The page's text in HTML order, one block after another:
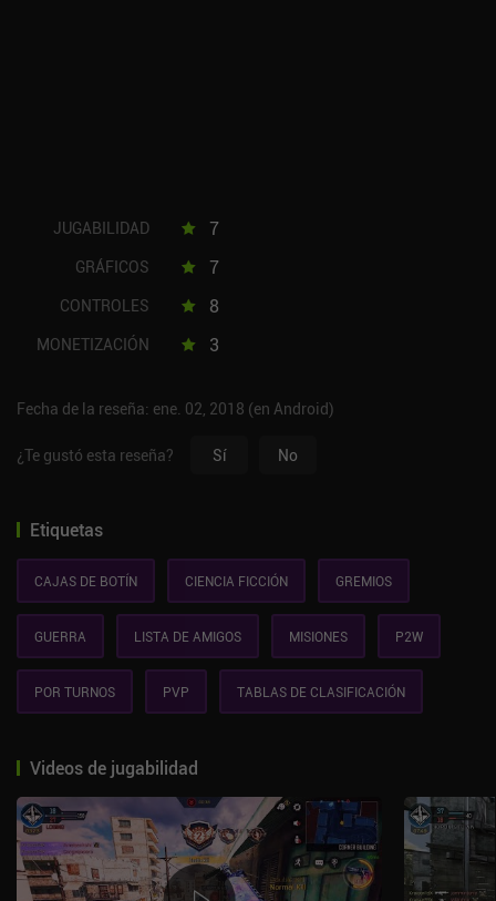
JUGABILIDAD 7
GRÁFICOS 7
CONTROLES 8
MONETIZACIÓN 3
Fecha de la reseña: ene. 02, 2018 (en Android)
¿Te gustó esta reseña? Sí No
Etiquetas
CAJAS DE BOTÍN CIENCIA FICCIÓN GREMIOS
GUERRA LISTA DE AMIGOS MISIONES P2W
POR TURNOS PVP TABLAS DE CLASIFICACIÓN
Videos de jugabilidad